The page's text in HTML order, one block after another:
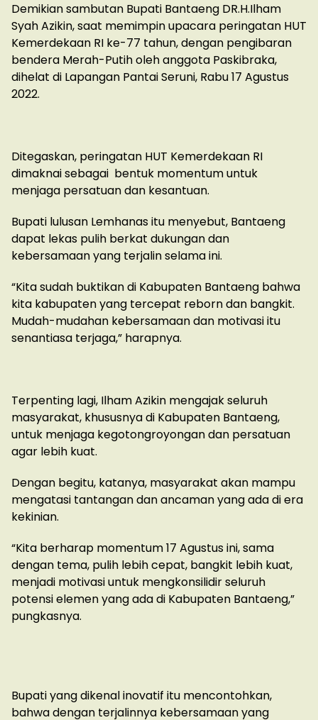
Demikian sambutan Bupati Bantaeng DR.H.Ilham
Syah Azikin, saat memimpin upacara peringatan HUT
Kemerdekaan RI ke-77 tahun, dengan pengibaran
bendera Merah-Putih oleh anggota Paskibraka,
dihelat di Lapangan Pantai Seruni, Rabu 17 Agustus
2022.
Ditegaskan, peringatan HUT Kemerdekaan RI
dimaknai sebagai bentuk momentum untuk
menjaga persatuan dan kesantuan.
Bupati lulusan Lemhanas itu menyebut, Bantaeng
dapat lekas pulih berkat dukungan dan
kebersamaan yang terjalin selama ini.
“Kita sudah buktikan di Kabupaten Bantaeng bahwa
kita kabupaten yang tercepat reborn dan bangkit.
Mudah-mudahan kebersamaan dan motivasi itu
senantiasa terjaga,” harapnya.
Terpenting lagi, Ilham Azikin mengajak seluruh
masyarakat, khususnya di Kabupaten Bantaeng,
untuk menjaga kegotongroyongan dan persatuan
agar lebih kuat.
Dengan begitu, katanya, masyarakat akan mampu
mengatasi tantangan dan ancaman yang ada di era
kekinian.
“Kita berharap momentum 17 Agustus ini, sama
dengan tema, pulih lebih cepat, bangkit lebih kuat,
menjadi motivasi untuk mengkonsilidir seluruh
potensi elemen yang ada di Kabupaten Bantaeng,”
pungkasnya.
Bupati yang dikenal inovatif itu mencontohkan,
bahwa dengan terjalinnya kebersamaan yang